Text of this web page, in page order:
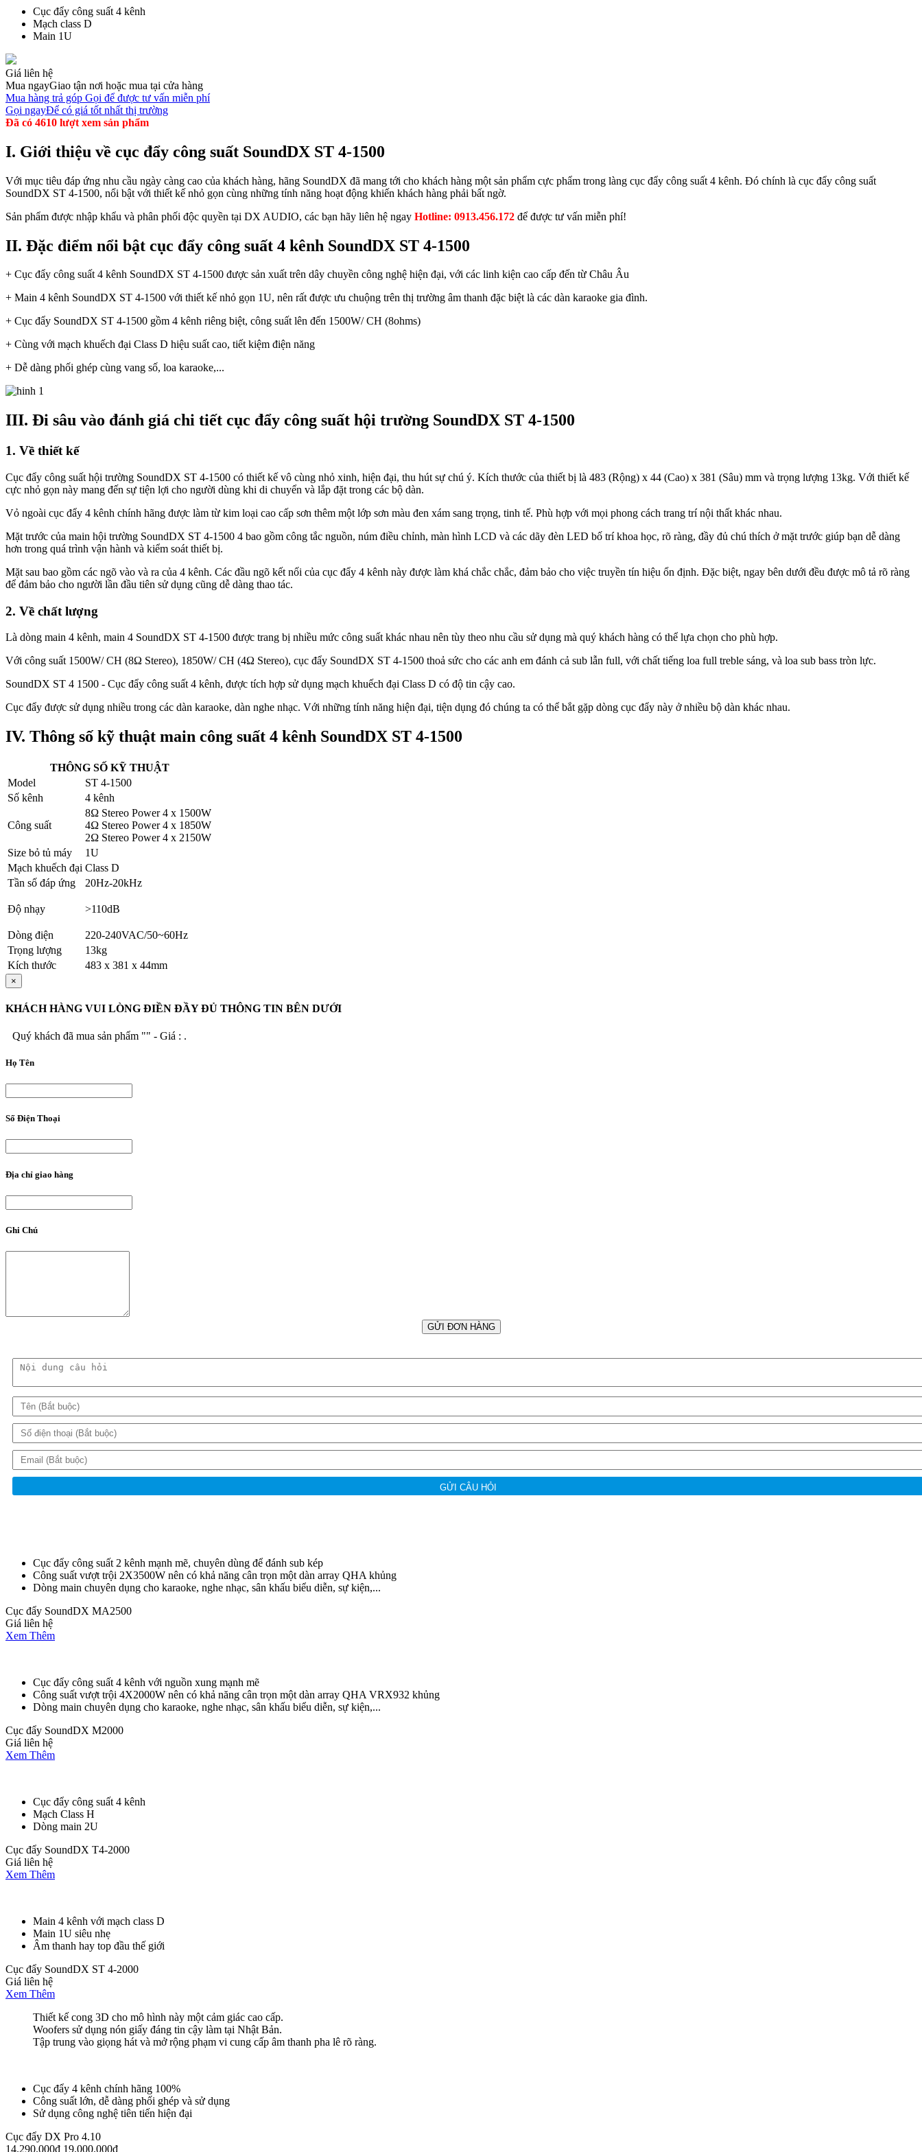
Cục đẩy công suất 4 kênh
Mạch class D
Main 1U
Giá liên hệ
Mua ngayGiao tận nơi hoặc mua tại cửa hàng
Mua hàng trả góp Gọi để được tư vấn miễn phí
Gọi ngayĐể có giá tốt nhất thị trường
Đã có 4610 lượt xem sản phẩm
I. Giới thiệu về cục đẩy công suất SoundDX ST 4-1500
Với mục tiêu đáp ứng nhu cầu ngày càng cao của khách hàng, hãng SoundDX đã mang tới cho khách hàng một sản phẩm cực phẩm trong làng cục đẩy công suất 4 kênh. Đó chính là cục đẩy công suất
SoundDX ST 4-1500, nổi bật với thiết kế nhỏ gọn cùng những tính năng hoạt động khiến khách hàng phải bất ngờ.
Sản phẩm được nhập khẩu và phân phối độc quyền tại DX AUDIO, các bạn hãy liên hệ ngay Hotline: 0913.456.172 để được tư vấn miễn phí!
II. Đặc điểm nổi bật cục đẩy công suất 4 kênh SoundDX ST 4-1500
+ Cục đẩy công suất 4 kênh SoundDX ST 4-1500 được sản xuất trên dây chuyền công nghệ hiện đại, với các linh kiện cao cấp đến từ Châu Âu
+ Main 4 kênh SoundDX ST 4-1500 với thiết kế nhỏ gọn 1U, nên rất được ưu chuộng trên thị trường âm thanh đặc biệt là các dàn karaoke gia đình.
+ Cục đẩy SoundDX ST 4-1500 gồm 4 kênh riêng biệt, công suất lên đến 1500W/ CH (8ohms)
+ Cùng với mạch khuếch đại Class D hiệu suất cao, tiết kiệm điện năng
+ Dễ dàng phối ghép cùng vang số, loa karaoke,...
III. Đi sâu vào đánh giá chi tiết cục đẩy công suất hội trường SoundDX ST 4-1500
1. Về thiết kế
Cục đẩy công suất hội trường SoundDX ST 4-1500 có thiết kế vô cùng nhỏ xinh, hiện đại, thu hút sự chú ý. Kích thước của thiết bị là 483 (Rộng) x 44 (Cao) x 381 (Sâu) mm và trọng lượng 13kg. Với thiết kế
cực nhỏ gọn này mang đến sự tiện lợi cho người dùng khi di chuyển và lắp đặt trong các bộ dàn.
Vỏ ngoài cục đẩy 4 kênh chính hãng được làm từ kim loại cao cấp sơn thêm một lớp sơn màu đen xám sang trọng, tinh tế. Phù hợp với mọi phong cách trang trí nội thất khác nhau.
Mặt trước của main hội trường SoundDX ST 4-1500 4 bao gồm công tắc nguồn, núm điều chỉnh, màn hình LCD và các dãy đèn LED bố trí khoa học, rõ ràng, đầy đủ chú thích ở mặt trước giúp bạn dễ dàng
hơn trong quá trình vận hành và kiểm soát thiết bị.
Mặt sau bao gồm các ngõ vào và ra của 4 kênh. Các đầu ngõ kết nối của cục đẩy 4 kênh này được làm khá chắc chắc, đảm bảo cho việc truyền tín hiệu ổn định. Đặc biệt, ngay bên dưới đều được mô tả rõ ràng
để đảm bảo cho người lần đầu tiên sử dụng cũng dễ dàng thao tác.
2. Về chất lượng
Là dòng main 4 kênh, main 4 SoundDX ST 4-1500 được trang bị nhiều mức công suất khác nhau nên tùy theo nhu cầu sử dụng mà quý khách hàng có thể lựa chọn cho phù hợp.
Với công suất 1500W/ CH (8Ω Stereo), 1850W/ CH (4Ω Stereo), cục đẩy SoundDX ST 4-1500 thoả sức cho các anh em đánh cả sub lẫn full, với chất tiếng loa full treble sáng, và loa sub bass tròn lực.
SoundDX ST 4 1500 - Cục đẩy công suất 4 kênh, được tích hợp sử dụng mạch khuếch đại Class D có độ tin cậy cao.
Cục đẩy được sử dụng nhiều trong các dàn karaoke, dàn nghe nhạc. Với những tính năng hiện đại, tiện dụng đó chúng ta có thể bắt gặp dòng cục đẩy này ở nhiều bộ dàn khác nhau.
IV. Thông số kỹ thuật main công suất 4 kênh SoundDX ST 4-1500
THÔNG SỐ KỸ THUẬT
Model
ST 4-1500
Số kênh
4 kênh
Công suất
8Ω Stereo Power 4 x 1500W
4Ω Stereo Power 4 x 1850W
2Ω Stereo Power 4 x 2150W
Size bỏ tủ máy
1U
Mạch khuếch đại Class D
Tần số đáp ứng
20Hz-20kHz
Độ nhạy >110dB
Dòng điện
220-240VAC/50~60Hz
Trọng lượng
13kg
Kích thước
483 x 381 x 44mm
×
KHÁCH HÀNG VUI LÒNG ĐIỀN ĐẦY ĐỦ THÔNG TIN BÊN DƯỚI
Quý khách đã mua sản phẩm "" - Giá : .
Họ Tên
Số Điện Thoại
Địa chỉ giao hàng
Ghi Chú
GỬI ĐƠN HÀNG
GỬI CÂU HỎI
Cục đẩy công suất 2 kênh mạnh mẽ, chuyên dùng để đánh sub kép
Công suất vượt trội 2X3500W nên có khả năng cân trọn một dàn array QHA khủng
Dòng main chuyên dụng cho karaoke, nghe nhạc, sân khấu biểu diễn, sự kiện,...
Cục đẩy SoundDX MA2500
Giá liên hệ
Xem Thêm
Cục đẩy công suất 4 kênh với nguồn xung mạnh mẽ
Công suất vượt trội 4X2000W nên có khả năng cân trọn một dàn array QHA VRX932 khủng
Dòng main chuyên dụng cho karaoke, nghe nhạc, sân khấu biểu diễn, sự kiện,...
Cục đẩy SoundDX M2000
Giá liên hệ
Xem Thêm
Cục đẩy công suất 4 kênh
Mạch Class H
Dòng main 2U
Cục đẩy SoundDX T4-2000
Giá liên hệ
Xem Thêm
Main 4 kênh với mạch class D
Main 1U siêu nhẹ
Âm thanh hay top đầu thế giới
Cục đẩy SoundDX ST 4-2000
Giá liên hệ
Xem Thêm
Thiết kế cong 3D cho mô hình này một cảm giác cao cấp.
Woofers sử dụng nón giấy đáng tin cậy làm tại Nhật Bản.
Tập trung vào giọng hát và mở rộng phạm vi cung cấp âm thanh pha lê rõ ràng.
Cục đẩy 4 kênh chính hãng 100%
Công suất lớn, dễ dàng phối ghép và sử dụng
Sử dụng công nghệ tiên tiến hiện đại
Cục đẩy DX Pro 4.10
14.290.000đ 19.000.000đ